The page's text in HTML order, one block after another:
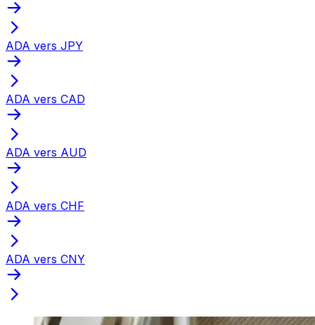
ADA vers JPY
ADA vers CAD
ADA vers AUD
ADA vers CHF
ADA vers CNY